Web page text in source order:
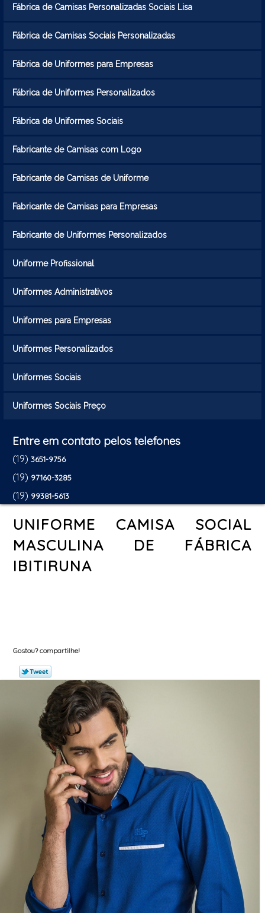
Fábrica de Camisas Personalizadas Sociais Lisa
Fábrica de Camisas Sociais Personalizadas
Fábrica de Uniformes para Empresas
Fábrica de Uniformes Personalizados
Fábrica de Uniformes Sociais
Fabricante de Camisas com Logo
Fabricante de Camisas de Uniforme
Fabricante de Camisas para Empresas
Fabricante de Uniformes Personalizados
Uniforme Profissional
Uniformes Administrativos
Uniformes para Empresas
Uniformes Personalizados
Uniformes Sociais
Uniformes Sociais Preço
Entre em contato pelos telefones
(19) 3651-9756
(19) 97160-3285
(19) 99381-5613
UNIFORME CAMISA SOCIAL
MASCULINA DE FÁBRICA
IBITIRUNA
Gostou? compartilhe!